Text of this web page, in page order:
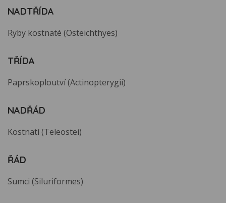
NADTŘÍDA
Ryby kostnaté (Osteichthyes)
TŘÍDA
Paprskoploutví (Actinopterygii)
NADŘÁD
Kostnatí (Teleostei)
ŘÁD
Sumci (Siluriformes)